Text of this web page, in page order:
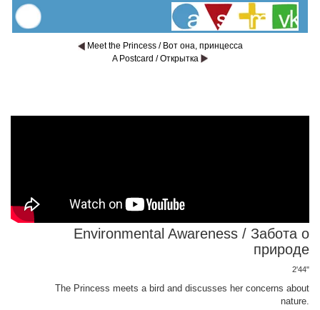
Meet the Princess / Вот она, принцесса
A Postcard / Открытка
Environmental Awareness / Забота о
природе
2'44"
The Princess meets a bird and discusses her concerns about
nature.